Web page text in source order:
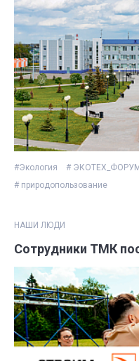
#Экология #
# природопользование
НАШИ ЛЮДИ
Сотрудники ТМК